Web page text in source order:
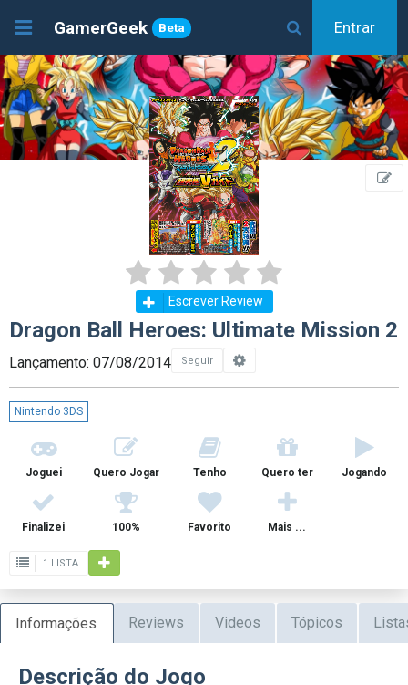
GamerGeek Beta Entrar
Escrever Review
Dragon Ball Heroes: Ultimate Mission 2
Lançamento: 07/08/2014 Seguir
Nintendo 3DS
Joguei Quero Jogar Tenho Quero ter Jogando
Finalizei 100% Favorito Mais ...
1 LISTA
Informações Reviews Videos Tópicos
Descrição do Jogo